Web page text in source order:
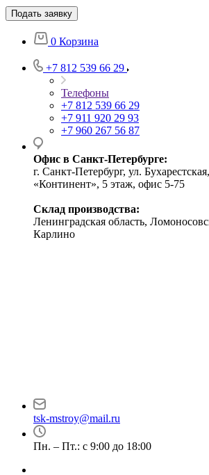
Подать заявку
0 Корзина
+7 812 539 66 29
Телефоны
+7 812 539 66 29
+7 911 920 29 93
+7 960 267 56 87
Офис в Санкт-Петербурге:
г. Санкт-Петербург, ул.
«Континент», 5 этаж, офис 5-75
Склад производства:
Ленинградская область,
Карлино
tsk-mstroy@mail.ru
Пн. – Пт.: с 9:00 до 18:00